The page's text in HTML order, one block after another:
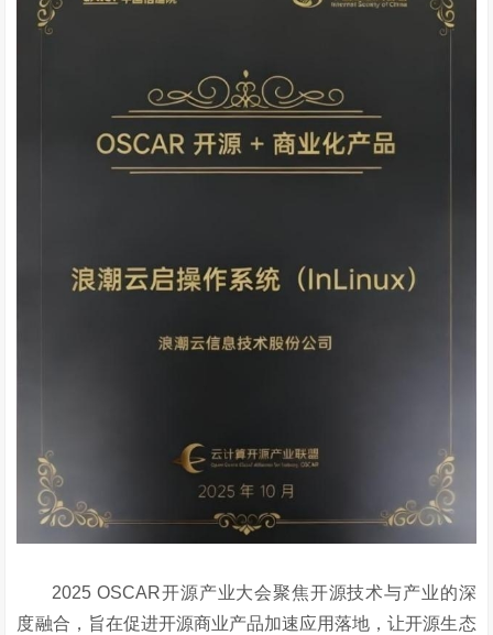
2025 OSCAR开源产业大会聚焦开源技术与产业的深
度融合，旨在促进开源商业产品加速应用落地，让开源生态